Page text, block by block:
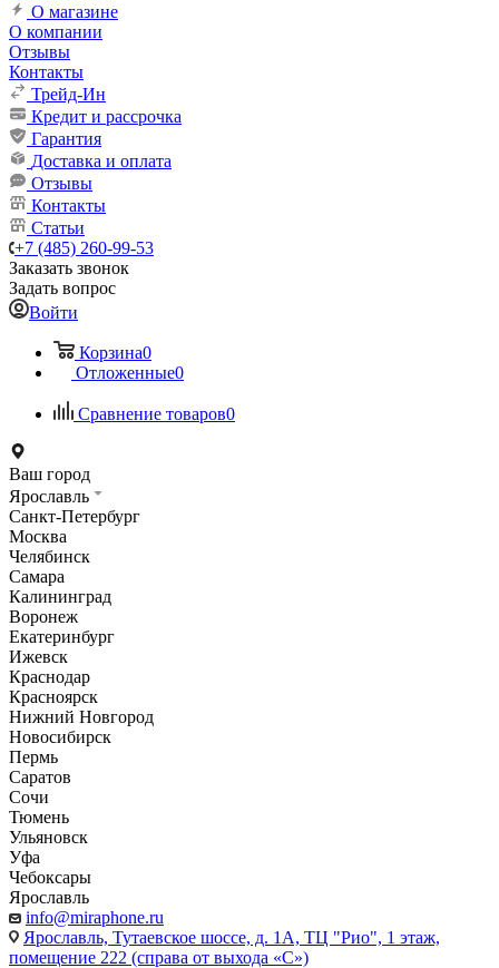
О магазине
О компании
Отзывы
Контакты
Трейд-Ин
Кредит и рассрочка
Гарантия
Доставка и оплата
Отзывы
Контакты
Статьи
+7 (485) 260-99-53
Заказать звонок
Задать вопрос
Войти
Корзина0
Отложенные0
Сравнение товаров0
Ваш город
Ярославль
Санкт-Петербург
Москва
Челябинск
Самара
Калининград
Воронеж
Екатеринбург
Ижевск
Краснодар
Красноярск
Нижний Новгород
Новосибирск
Пермь
Саратов
Сочи
Тюмень
Ульяновск
Уфа
Чебоксары
Ярославль
info@miraphone.ru
Ярославль, Тутаевское шоссе, д. 1А, ТЦ "Рио", 1 этаж,
помещение 222 (справа от выхода «С»)